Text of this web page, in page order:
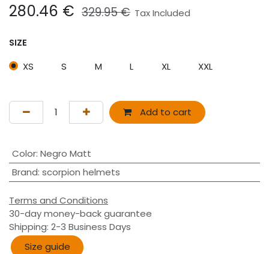
280.46 € 329.95€ Tax Included
SIZE
XS S M L XL XXL
Add to cart
Color: Negro Matt
Brand: scorpion helmets
Terms and Conditions
30-day money-back guarantee
Shipping: 2-3 Business Days
Size guide​​